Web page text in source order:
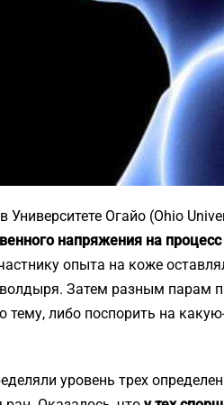
Университете Огайо (Ohio
напряжения на
опыта на коже
Затем разным парам
тему, либо поспорить на
уровень трех